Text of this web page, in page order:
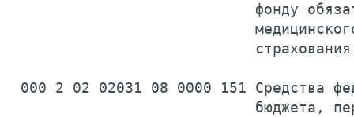
фонду
000 2 02 02031 08 0000 151 Средства
бюджета,